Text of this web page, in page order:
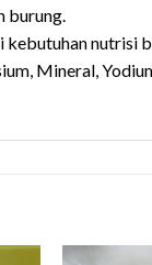
burung.
kebutuhan nutrisi
Mineral,